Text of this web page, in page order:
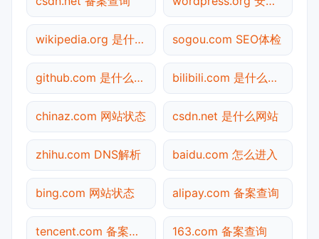
wikipedia.org 是什么网站 sogou.com SEO体检
github.com 是什么网站 bilibili.com 是什么网站
chinaz.com 网站状态 csdn.net 是什么网站
zhihu.com DNS解析 baidu.com 怎么进入
bing.com 网站状态 alipay.com 备案查询
tencent.com 备案查询 163.com 备案查询